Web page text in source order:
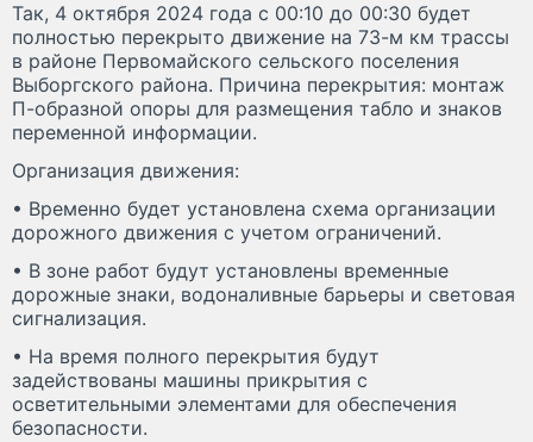
Так, 4 октября 2024 года с 00:10 до 00:30 будет
полностью перекрыто движение на 73-м км трассы
в районе Первомайского сельского поселения
Выборгского района. Причина перекрытия: монтаж
П-образной опоры для размещения табло и знаков
переменной информации.
Организация движения:
• Временно будет установлена схема организации
дорожного движения с учетом ограничений.
• В зоне работ будут установлены временные
дорожные знаки, водоналивные барьеры и световая
сигнализация.
• На время полного перекрытия будут
задействованы машины прикрытия с
осветительными элементами для обеспечения
безопасности.